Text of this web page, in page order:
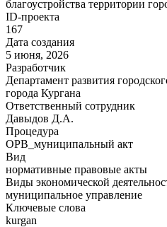
благоустройства территории
ID-проекта
167
Дата создания
5 июня, 2026
Разработчик
Департамент развития
города Кургана
Ответственный сотрудник
Давыдов Д.А.
Процедура
ОРВ_муниципальный акт
Вид
нормативные правовые акты
Виды экономической
муниципальное управление
Ключевые слова
kurgan